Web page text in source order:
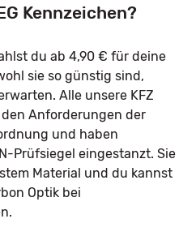
Kennzeichen?
du ab 4,90 € für deine
sie so günstig sind,
Alle unsere KFZ
Anforderungen der
und haben
Prüfsiegel eingestanzt. Sie
Material und du kannst
Optik bei